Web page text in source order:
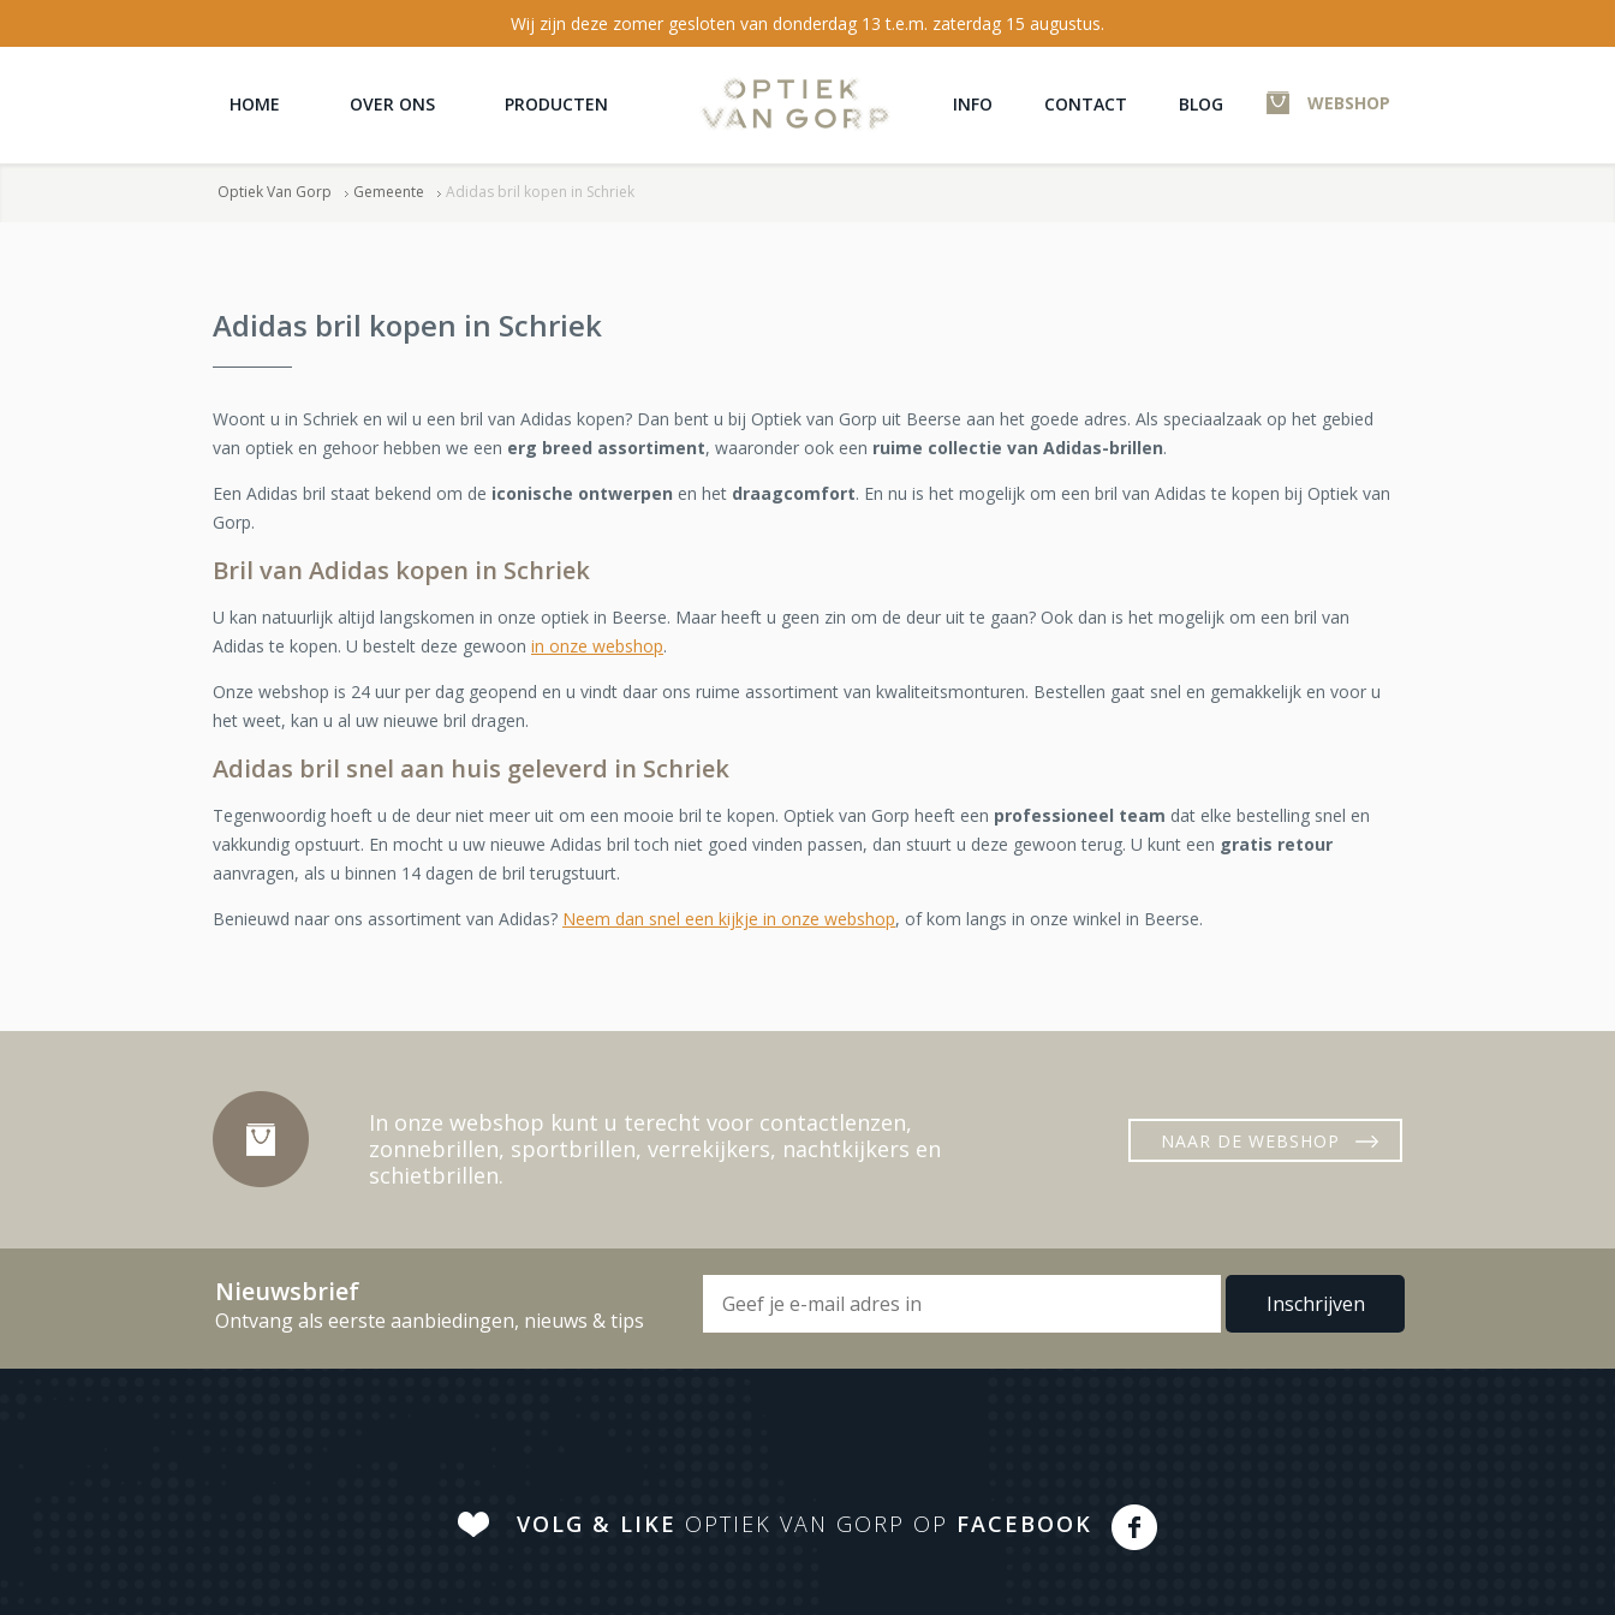
Wij zijn deze zomer gesloten van donderdag 13 t.e.m. zaterdag 15 augustus.
WEBSHOP
HOME OVER ONS PRODUCTEN INFO CONTACT BLOG
Optiek Van Gorp Gemeente Adidas bril kopen in Schriek
Adidas bril kopen in Schriek
Woont u in Schriek en wil u een bril van Adidas kopen? Dan bent u bij Optiek van Gorp uit Beerse aan het goede adres. Als speciaalzaak op het gebied
van optiek en gehoor hebben we een erg breed assortiment, waaronder ook een ruime collectie van Adidas-brillen.
Een Adidas bril staat bekend om de iconische ontwerpen en het draagcomfort. En nu is het mogelijk om een bril van Adidas te kopen bij Optiek van
Gorp.
Bril van Adidas kopen in Schriek
U kan natuurlijk altijd langskomen in onze optiek in Beerse. Maar heeft u geen zin om de deur uit te gaan? Ook dan is het mogelijk om een bril van
Adidas te kopen. U bestelt deze gewoon in onze webshop.
Onze webshop is 24 uur per dag geopend en u vindt daar ons ruime assortiment van kwaliteitsmonturen. Bestellen gaat snel en gemakkelijk en voor u
het weet, kan u al uw nieuwe bril dragen.
Adidas bril snel aan huis geleverd in Schriek
Tegenwoordig hoeft u de deur niet meer uit om een mooie bril te kopen. Optiek van Gorp heeft een professioneel team dat elke bestelling snel en
vakkundig opstuurt. En mocht u uw nieuwe Adidas bril toch niet goed vinden passen, dan stuurt u deze gewoon terug. U kunt een gratis retour
aanvragen, als u binnen 14 dagen de bril terugstuurt.
Benieuwd naar ons assortiment van Adidas? Neem dan snel een kijkje in onze webshop, of kom langs in onze winkel in Beerse.
In onze webshop kunt u terecht voor contactlenzen,
zonnebrillen, sportbrillen, verrekijkers, nachtkijkers en
schietbrillen.
NAAR DE WEBSHOP
Nieuwsbrief
Ontvang als eerste aanbiedingen, nieuws & tips
VOLG & LIKE OPTIEK VAN GORP OP FACEBOOK